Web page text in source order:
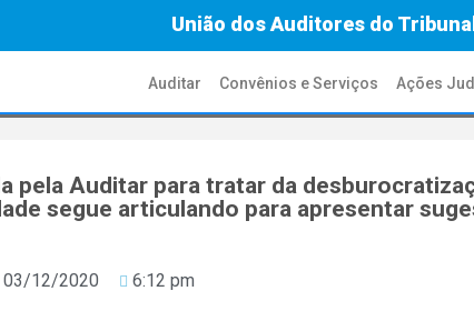
União dos Auditores do
Auditar Convênios e Serviços Ações
pela Auditar para tratar da
segue articulando para apresentar
03/12/2020 6:12 pm